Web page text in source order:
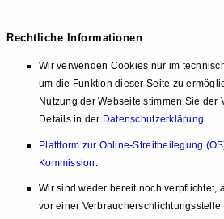
Rechtliche Informationen
Wir verwenden Cookies nur im
um die Funktion dieser Seite zu
Nutzung der Webseite stimmen Sie der
Details in der Datenschutzerklärung.
Plattform zur Online-Streitbeilegung
Kommission
Wir sind weder bereit noch verpflichtet,
vor einer